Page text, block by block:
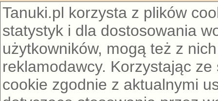
Tanuki.pl korzysta z plików
statystyk i dla dostosowania
użytkowników, mogą też z
reklamodawcy. Korzystając
cookie zgodnie z aktualnymi